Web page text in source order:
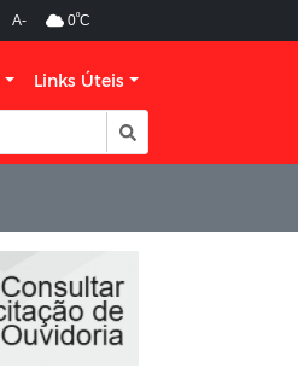
A- 0ºC
Links Úteis